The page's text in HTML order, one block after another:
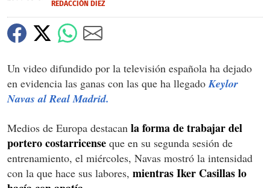
REDACCIÓN DIEZ
Un video difundido por la televisión española ha dejado
en evidencia las ganas con las que ha llegado Keylor
Navas al Real Madrid.
Medios de Europa destacan la forma de trabajar del
portero costarricense que en su segunda sesión de
entrenamiento, el miércoles, Navas mostró la intensidad
con la que hace sus labores, mientras Iker Casillas lo